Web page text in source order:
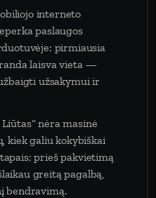
interneto
paslaugos
pirmiausia
laisva vieta —
užsakymui ir
nėra masinė
kiek galiu kokybiškai
prieš pakvietimą
greitą pagalbą,
bendravimą.